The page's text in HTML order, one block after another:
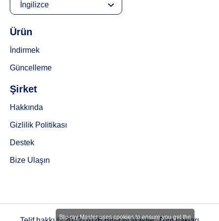
İngilizce
Ürün
İndirmek
Güncelleme
Şirket
Hakkında
Gizlilik Politikası
Destek
Bize Ulaşın
Blu-ray Master uses cookies to ensure you get the